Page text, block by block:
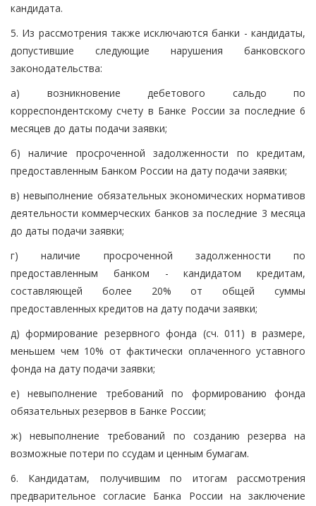
кандидата.
5. Из рассмотрения также исключаются банки - кандидаты,
допустившие следующие нарушения банковского
законодательства:
а) возникновение дебетового сальдо по
корреспондентскому счету в Банке России за последние 6
месяцев до даты подачи заявки;
б) наличие просроченной задолженности по кредитам,
предоставленным Банком России на дату подачи заявки;
в) невыполнение обязательных экономических нормативов
деятельности коммерческих банков за последние 3 месяца
до даты подачи заявки;
г) наличие просроченной задолженности по
предоставленным банком - кандидатом кредитам,
составляющей более 20% от общей суммы
предоставленных кредитов на дату подачи заявки;
д) формирование резервного фонда (сч. 011) в размере,
меньшем чем 10% от фактически оплаченного уставного
фонда на дату подачи заявки;
е) невыполнение требований по формированию фонда
обязательных резервов в Банке России;
ж) невыполнение требований по созданию резерва на
возможные потери по ссудам и ценным бумагам.
6. Кандидатам, получившим по итогам рассмотрения
предварительное согласие Банка России на заключение